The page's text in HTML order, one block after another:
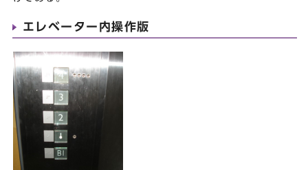
エレベーター内操作版